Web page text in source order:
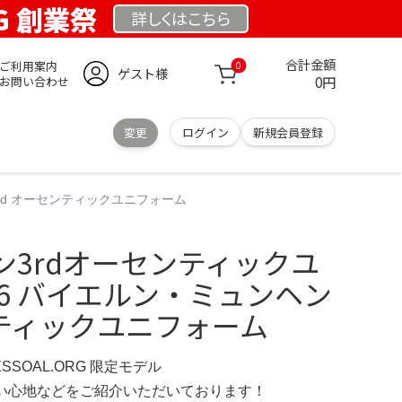
創業祭 詳しくはこちら
利用案内
問い合わせ
ゲスト様 0 合計金額
0円
変更 ログイン 新規会員登録
オーセンティックユニフォーム
3rdオーセンティックユ
バイエルン・ミュンヘン
ックユニフォーム
限定モデル
地などをご紹介いただいております！